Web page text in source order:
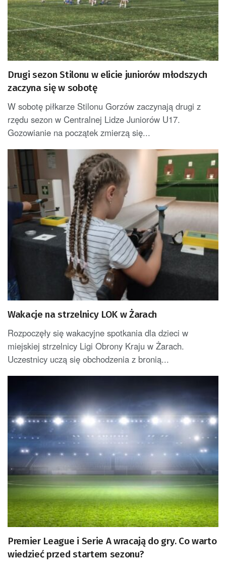
Drugi sezon Stilonu w elicie juniorów młodszych
zaczyna się w sobotę
W sobotę piłkarze Stilonu Gorzów zaczynają drugi z
rzędu sezon w Centralnej Lidze Juniorów U17.
Gozowianie na początek zmierzą się...
Wakacje na strzelnicy LOK w Żarach
Rozpoczęły się wakacyjne spotkania dla dzieci w
miejskiej strzelnicy Ligi Obrony Kraju w Żarach.
Uczestnicy uczą się obchodzenia z bronią...
Premier League i Serie A wracają do gry. Co warto
wiedzieć przed startem sezonu?